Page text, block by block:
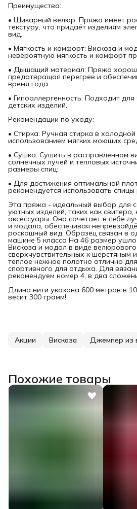
Преимущества:
• Шикарный велюр: Пряжа имеет
текстуру, что придаёт изделиям
вид.
• Мягкость и комфорт: Вискоза и
невероятную мягкость и комфорт
• Дышащий материал: Пряжа
предотвращая перегрев и
время года.
• Гипоаллергенность: Подходит
детских изделий.
Рекомендации по уходу:
• Стирка: Ручная стирка в
использованием мягких моющих
• Сушка: Сушить в расправленном
солнечных лучей и тепловых
размеры спиц:
• Для достижения оптимальной
рекомендуется использовать
Эта пряжа - идеальный выбор для
уютных изделий, таких как свитера,
аксессуары. Она сочетает в себе
и модала, обеспечивая
роскошный вид. Образец связан в
машине 5 класса На 46 размер
Вискоза и модал в виде
сверхчувствительных к шерстяным
теплое нежное полотно отлично
спортивного для отдыха. Для
рекомендуем номер 4, в два
Длина нити указана 600 метров в
весит 300 грамм!
Акции Вискоза Джемпер из
Похожие товары